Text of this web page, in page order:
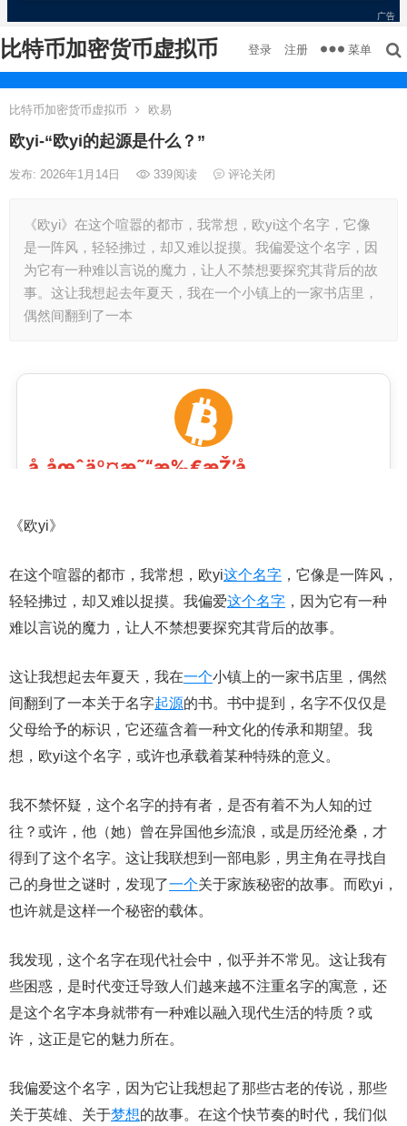
比特币加密货币虚拟币 登录 注册 菜单
比特币加密货币虚拟币 欧易
欧yi-“欧yi的起源是什么？”
发布: 2026年1月14日 339阅读 评论关闭
《欧yi》在这个喧嚣的都市，我常想，欧yi这个名字，它像
是一阵风，轻轻拂过，却又难以捉摸。我偏爱这个名字，因
为它有一种难以言说的魔力，让人不禁想要探究其背后的故
事。这让我想起去年夏天，我在一个小镇上的一家书店里，
偶然间翻到了一本
《欧yi》
在这个喧嚣的都市，我常想，欧yi这个名字 ，它像是一阵风，
轻轻拂过，却又难以捉摸。我偏爱这个名字 ，因为它有一种
难以言说的魔力，让人不禁想要探究其背后的故事。
这让我想起去年夏天，我在一个小镇上的一家书店里，偶然
间翻到了一本关于名字起源的书。书中提到，名字不仅仅是
父母给予的标识，它还蕴含着一种文化的传承和期望。我
想，欧yi这个名字，或许也承载着某种特殊的意义。
我不禁怀疑，这个名字的持有者，是否有着不为人知的过
往？或许，他（她）曾在异国他乡流浪，或是历经沧桑，才
得到了这个名字。这让我联想到一部电影，男主角在寻找自
己的身世之谜时，发现了一个关于家族秘密的故事。而欧yi，
也许就是这样一个秘密的载体。
我发现，这个名字在现代社会中，似乎并不常见。这让我有
些困惑，是时代变迁导致人们越来越不注重名字的寓意，还
是这个名字本身就带有一种难以融入现代生活的特质？或
许，这正是它的魅力所在。
我偏爱这个名字，因为它让我想起了那些古老的传说，那些
关于英雄、关于梦想的故事。在这个快节奏的时代，我们似